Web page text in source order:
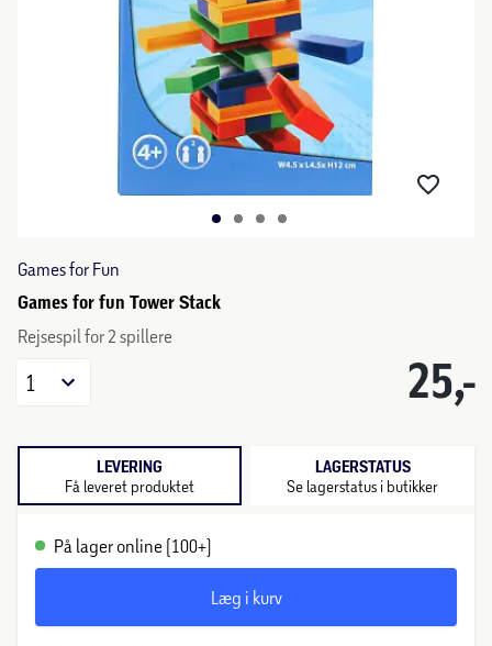
Games for Fun
Games for fun Tower Stack
Rejsespil for 2 spillere
25,-
1
LEVERING
Få leveret produktet
LAGERSTATUS
Se lagerstatus i butikker
På lager online (100+)
Læg i kurv